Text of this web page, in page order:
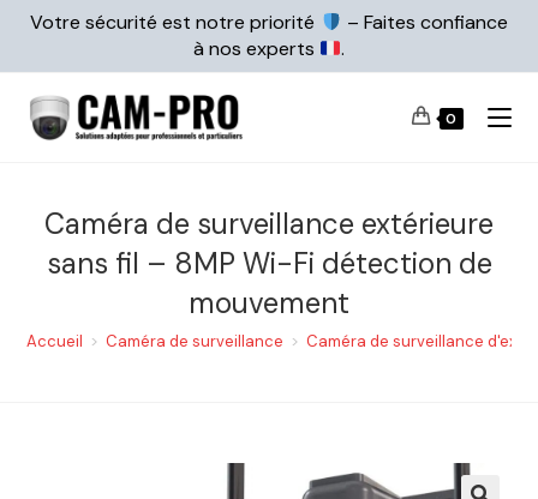
Votre sécurité est notre priorité
– Faites confiance
à nos experts
.
0
Caméra de surveillance extérieure
sans fil – 8MP Wi-Fi détection de
mouvement
Accueil > Caméra de surveillance > Caméra de surveillance